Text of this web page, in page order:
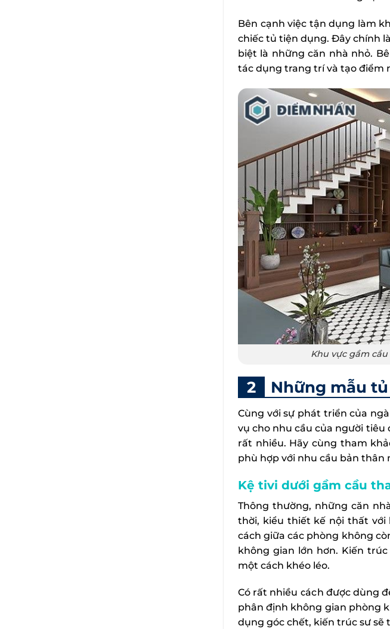
Bên cạnh việc tận dụng làm
chiếc tủ tiện dụng. Đây chính
biệt là những căn nhà nhỏ.
tác dụng trang trí và tạo điểm
Khu vực gầm
Những mẫu
Cùng với sự phát triển của
vụ cho nhu cầu của người tiêu
rất nhiều. Hãy cùng tham
phù hợp với nhu cầu bản thân
Kệ tivi dưới gầm cầu
Thông thường, những căn
thời, kiểu thiết kế nội thất với
cách giữa các phòng không
không gian lớn hơn. Kiến
một cách khéo léo.
Có rất nhiều cách được dùng
phân định không gian phòng
dụng góc chết, kiến trúc sư sẽ